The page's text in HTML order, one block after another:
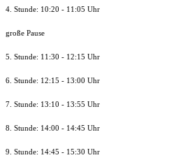
4. Stunde: 10:20 - 11:05 Uhr
große Pause
5. Stunde: 11:30 - 12:15 Uhr
6. Stunde: 12:15 - 13:00 Uhr
7. Stunde: 13:10 - 13:55 Uhr
8. Stunde: 14:00 - 14:45 Uhr
9. Stunde: 14:45 - 15:30 Uhr